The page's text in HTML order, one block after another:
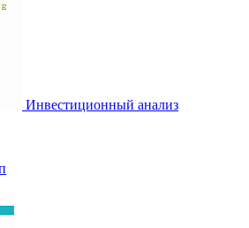
Инвестиционный анализ